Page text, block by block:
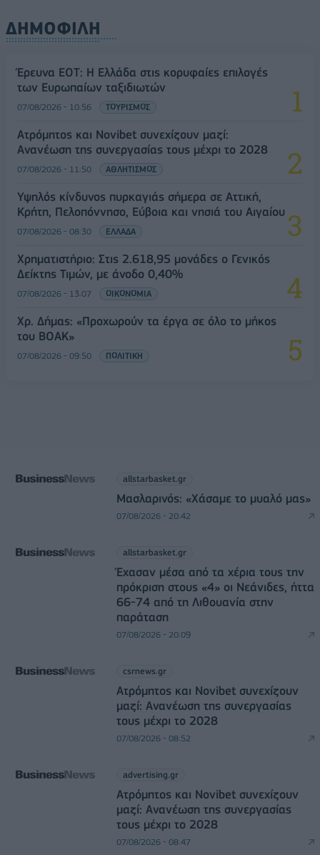
ΔΗΜΟΦΙΛΗ
Έρευνα ΕΟΤ: Η Ελλάδα στις κορυφαίες επιλογές
των Ευρωπαίων ταξιδιωτών
07/08/2026 - 10:56 ΤΟΥΡΙΣΜΟΣ
Ατρόμητος και Novibet συνεχίζουν μαζί:
Ανανέωση της συνεργασίας τους μέχρι το 2028
07/08/2026 - 11:50 ΑΘΛΗΤΙΣΜΟΣ
Υψηλός κίνδυνος πυρκαγιάς σήμερα σε Αττική,
Κρήτη, Πελοπόννησο, Εύβοια και νησιά του Αιγαίου
07/08/2026 - 08:30 ΕΛΛΑΔΑ
Χρηματιστήριο: Στις 2.618,95 μονάδες ο Γενικός
Δείκτης Τιμών, με άνοδο 0,40%
07/08/2026 - 13:07 ΟΙΚΟΝΟΜΙΑ
Χρ. Δήμας: «Προχωρούν τα έργα σε όλο το μήκος
του ΒΟΑΚ»
07/08/2026 - 09:50 ΠΟΛΙΤΙΚΗ
allstarbasket.gr
Μασλαρινός: «Χάσαμε το μυαλό μας»
07/08/2026 - 20:42
allstarbasket.gr
Έχασαν μέσα από τα χέρια τους την
πρόκριση στους «4» οι Νεάνιδες, ήττα
66-74 από τη Λιθουανία στην
παράταση
07/08/2026 - 20:09
csrnews.gr
Ατρόμητος και Novibet συνεχίζουν
μαζί: Ανανέωση της συνεργασίας
τους μέχρι το 2028
07/08/2026 - 08:52
advertising.gr
Ατρόμητος και Novibet συνεχίζουν
μαζί: Ανανέωση της συνεργασίας
τους μέχρι το 2028
07/08/2026 - 08:47